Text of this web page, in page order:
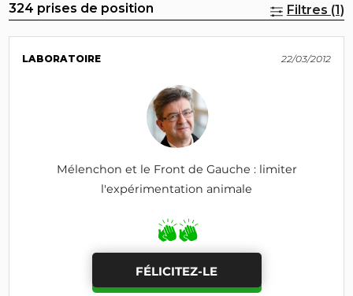
324 prises de position Filtres (1)
LABORATOIRE 22/03/2012
Mélenchon et le Front de Gauche : limiter
l'expérimentation animale
FÉLICITEZ-LE